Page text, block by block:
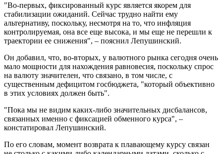
"Во-первых, фиксированный курс является якорем для
стабилизации ожиданий. Сейчас трудно найти ему
альтернативу, поскольку, несмотря на то, что инфляция
контролируемая, она все еще высока, и мы еще не перешли к
траектории ее снижения", – пояснил Лепушинский.
Он добавил, что, во-вторых, у валютного рынка сегодня очень
мало мощности для нахождения равновесия, поскольку спрос
на валюту значителен, что связано, в том числе, с
существенным дефицитом госбюджета, "который объективно
в этих условиях должен быть".
"Пока мы не видим каких-либо значительных дисбалансов,
связанных именно с фиксацией обменного курса", –
констатировал Лепушинский.
По его словам, момент возврата к плавающему курсу связан